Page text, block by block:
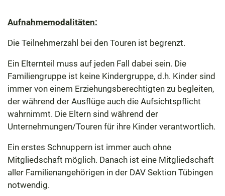
Aufnahmemodalitäten:
Die Teilnehmerzahl bei den Touren ist begrenzt.
Ein Elternteil muss auf jeden Fall dabei sein. Die
Familiengruppe ist keine Kindergruppe, d.h. Kinder sind
immer von einem Erziehungsberechtigten zu begleiten,
der während der Ausflüge auch die Aufsichtspflicht
wahrnimmt. Die Eltern sind während der
Unternehmungen/Touren für ihre Kinder verantwortlich.
Ein erstes Schnuppern ist immer auch ohne
Mitgliedschaft möglich. Danach ist eine Mitgliedschaft
aller Familienangehörigen in der DAV Sektion Tübingen
notwendig.